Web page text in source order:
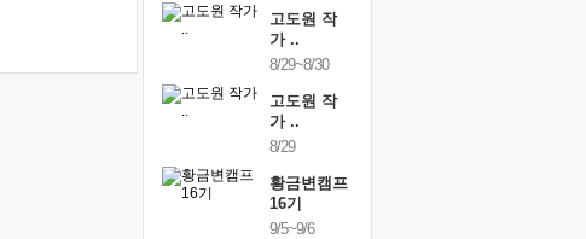
고도원 작
가 ..
8/29~8/30
고도원 작
가 ..
8/29
황금변캠프
16기
9/5~9/6